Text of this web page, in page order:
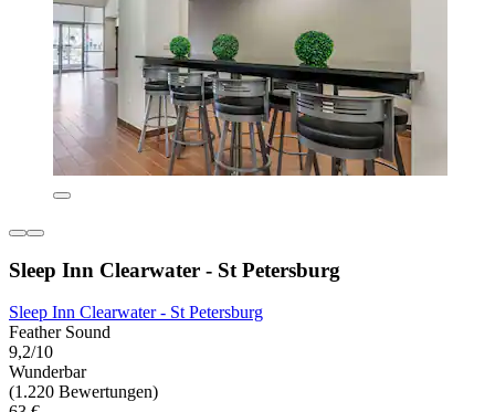
Sleep Inn Clearwater - St Petersburg
Sleep Inn Clearwater - St Petersburg
Feather Sound
9,2/10
Wunderbar
(1.220 Bewertungen)